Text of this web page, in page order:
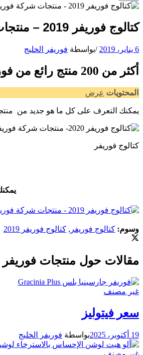
كتالوج فوريفر 2019 – منتجات شركة فوريفر الأمريكية
6 يناير، 2019 /بواسطة فوريفر الخليج
أكثر من 200 منتج رائع من فوريفر الخليج بين يديك مع كتالوج فوريفر الجديد لعام 2019
المحتويات عرض
يمكنك التعرف على كل ما هو جديد من
كتالوج فوريفر
وسوم: كتالوج فوريفر , كتالوج فوريفر 2019
مقالات حول منتجات
غير مصنف
سعر فيتوليز
19 أكتوبر، 2025 بواسطة فوريفر الخليج